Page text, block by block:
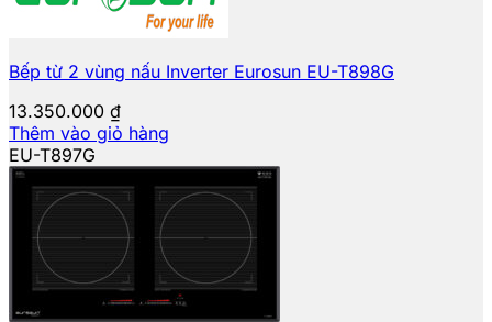
Bếp từ 2 vùng nấu Inverter Eurosun EU-T898G
13.350.000 ₫
Thêm vào giỏ hàng
EU-T897G